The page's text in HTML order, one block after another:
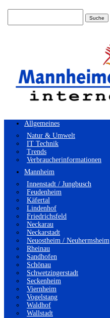
Allgemeines
Natur & Umwelt
IT Technik
Trends
Verbraucherinformationen
Mannheim
Innenstadt / Jungbusch
Feudenheim
Käfertal
Lindenhof
Friedrichsfeld
Neckarau
Neckarstadt
Neuostheim / Neuhermsheim
Rheinau
Sandhofen
Schönau
Schwetzingerstadt
Seckenheim
Viernheim
Vogelstang
Waldhof
Wallstadt